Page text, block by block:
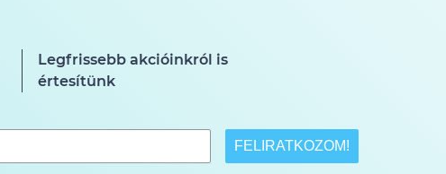
Legfrissebb akcióinkról is
értesítünk
FELIRATKOZOM!